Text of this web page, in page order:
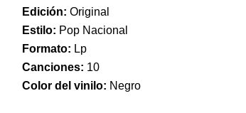
Edición: Original
Estilo: Pop Nacional
Formato: Lp
Canciones: 10
Color del vinilo: Negro